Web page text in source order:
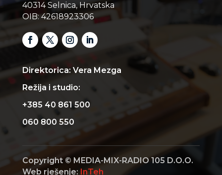
40314 Selnica, Hrvatska
OIB: 42618923306
Direktorica: Vera Mezga
Režija i studio:
+385 40 861 500
060 800 550
Copyright © MEDIA-MIX-RADIO 105 D.O.O.
Web rješenje: InTeh